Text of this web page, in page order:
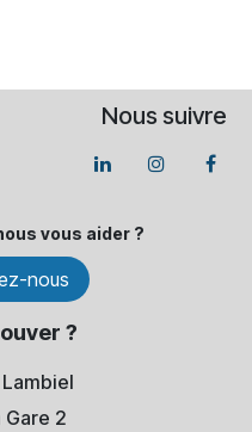
Nous suivre
vous aider ?
nous
?
Gare 2